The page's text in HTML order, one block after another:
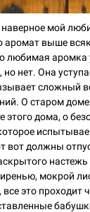
наверное мой
аромат выше
любимая аромка
но нет. Она
сложный
О старом
этого дома, о
вот должны
мокрой
это проходит